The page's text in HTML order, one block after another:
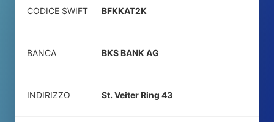
CODICE SWIFT BFKKAT2K
BANCA BKS BANK AG
INDIRIZZO St. Veiter Ring 43